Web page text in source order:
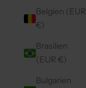
Belgien (EUR
€)
Brasilien
(EUR €)
Bulgarien